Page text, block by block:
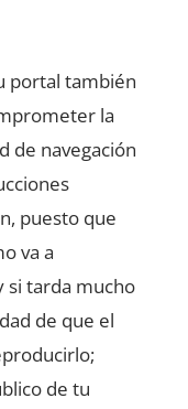
también
la
de navegación
puesto que
va a
si tarda mucho
de que el
de tu